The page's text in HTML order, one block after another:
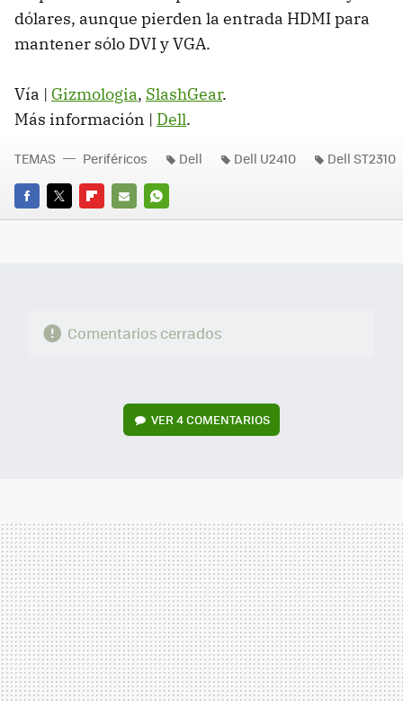
dólares, aunque pierden la entrada HDMIpara
mantener sólo DVIyVGA.
Vía | Gizmologia, SlashGear.
Más información | Dell.
FACEBOOK
TWITTERFLIPBOARD
E-
WHATSAPP
TEMAS Periféricos Dell Dell U2410 Dell ST2310
Comentarios cerrados
VER4 COMENTARIOS